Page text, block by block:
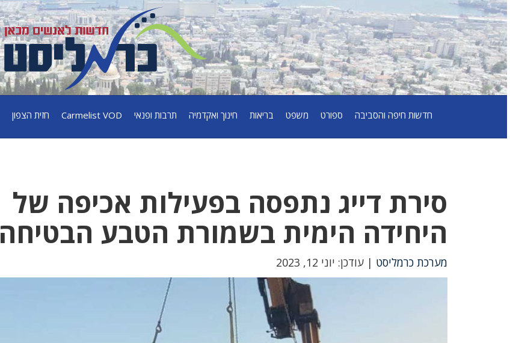
חדשות חיפה והסביבה ספורט משפט בריאות חינוך ואקדמיה תרבות ופנאי Carmelist VOD חזית הצפון
סירת דייג נתפסה בפעילות אכיפה של
היחידה הימית בשמורת הטבע הבטיחה
מערכת כרמליסט | עודכן: יוני 12, 2023